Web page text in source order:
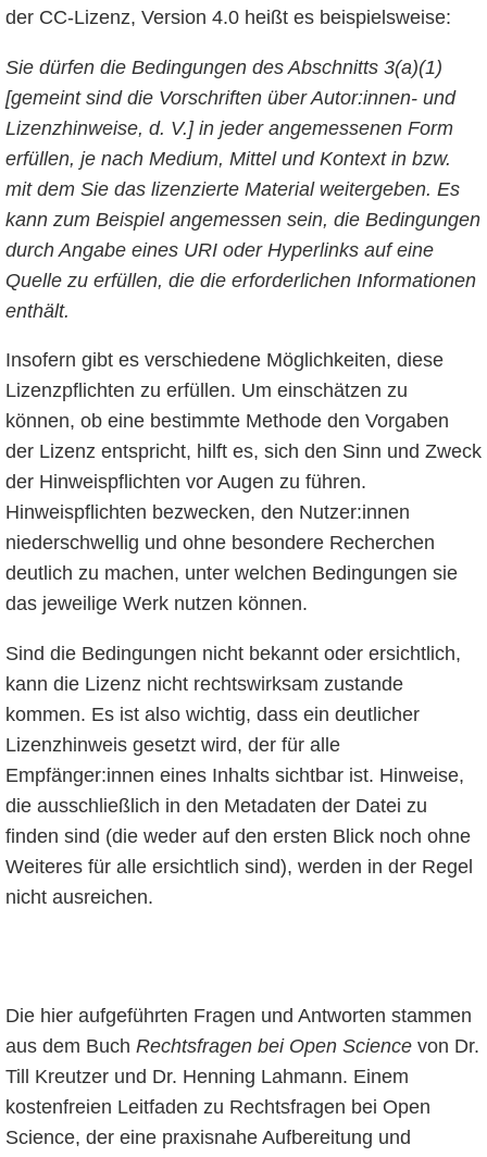
der CC-Lizenz, Version 4.0 heißt es beispielsweise:
Sie dürfen die Bedingungen des Abschnitts 3(a)(1)
[gemeint sind die Vorschriften über Autor:innen- und
Lizenzhinweise, d. V.] in jeder angemessenen Form
erfüllen, je nach Medium, Mittel und Kontext in bzw.
mit dem Sie das lizenzierte Material weitergeben. Es
kann zum Beispiel angemessen sein, die Bedingungen
durch Angabe eines URI oder Hyperlinks auf eine
Quelle zu erfüllen, die die erforderlichen Informationen
enthält.
Insofern gibt es verschiedene Möglichkeiten, diese
Lizenzpflichten zu erfüllen. Um einschätzen zu
können, ob eine bestimmte Methode den Vorgaben
der Lizenz entspricht, hilft es, sich den Sinn und Zweck
der Hinweispflichten vor Augen zu führen.
Hinweispflichten bezwecken, den Nutzer:innen
niederschwellig und ohne besondere Recherchen
deutlich zu machen, unter welchen Bedingungen sie
das jeweilige Werk nutzen können.
Sind die Bedingungen nicht bekannt oder ersichtlich,
kann die Lizenz nicht rechtswirksam zustande
kommen. Es ist also wichtig, dass ein deutlicher
Lizenzhinweis gesetzt wird, der für alle
Empfänger:innen eines Inhalts sichtbar ist. Hinweise,
die ausschließlich in den Metadaten der Datei zu
finden sind (die weder auf den ersten Blick noch ohne
Weiteres für alle ersichtlich sind), werden in der Regel
nicht ausreichen.
Die hier aufgeführten Fragen und Antworten stammen
aus dem Buch Rechtsfragen bei Open Sciencevon Dr.
Till Kreutzer und Dr. Henning Lahmann. Einem
kostenfreien Leitfaden zu Rechtsfragen bei Open
Science, der eine praxisnahe Aufbereitung und